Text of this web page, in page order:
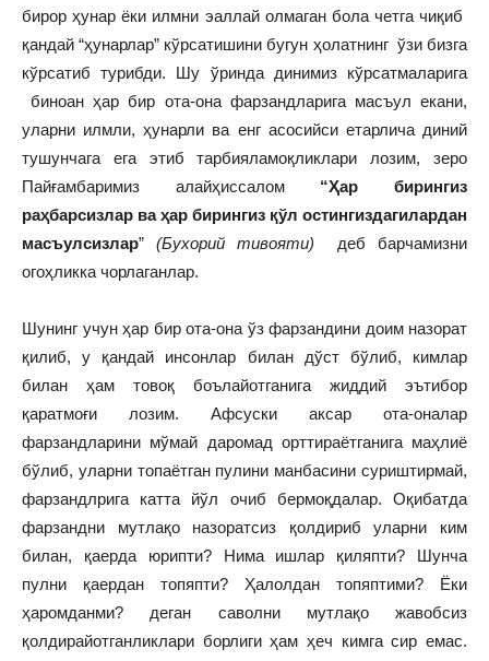
бирор ҳунар ёки илмни эаллай олмаган бола четга чиқиб
қандай “ҳунарлар” кўрсатишини бугун ҳолатнинг ўзи бизга
кўрсатиб турибди. Шу ўринда динимиз кўрсатмаларига
биноан ҳар бир ота-она фарзандларига масъул екани,
уларни илмли, ҳунарли ва енг асосийси етарлича диний
тушунчага ега этиб тарбияламоқликлари лозим, зеро
Пайғамбаримиз алайҳиссалом “Ҳар бирингиз
раҳбарсизлар ва ҳар бирингиз қўл остингиздагилардан
масъулсизлар” (Бухорий тивояти) деб барчамизни
огоҳликка чорлаганлар.
Шунинг учун ҳар бир ота-она ўз фарзандини доим назорат
қилиб, у қандай инсонлар билан дўст бўлиб, кимлар
билан ҳам товоқ боълайотганига жиддий эътибор
қаратмоғи лозим. Афсуски аксар ота-оналар
фарзандларини мўмай даромад орттираётганига маҳлиё
бўлиб, уларни топаётган пулини манбасини суриштирмай,
фарзандлрига катта йўл очиб бермоқдалар. Оқибатда
фарзандни мутлақо назоратсиз қолдириб уларни ким
билан, қаерда юрипти? Нима ишлар қиляпти? Шунча
пулни қаердан топяпти? Ҳалолдан топяптими? Ёки
ҳаромданми? деган саволни мутлақо жавобсиз
қолдирайотганликлари борлиги ҳам ҳеч кимга сир емас.